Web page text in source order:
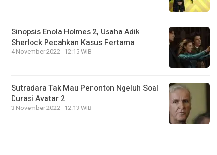
Sinopsis Enola Holmes 2, Usaha Adik
Sherlock Pecahkan Kasus Pertama
4 November 2022 | 12:15 WIB
Sutradara Tak Mau Penonton Ngeluh Soal
Durasi Avatar 2
3 November 2022 | 12:13 WIB